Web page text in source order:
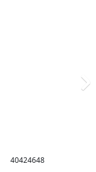
40424648